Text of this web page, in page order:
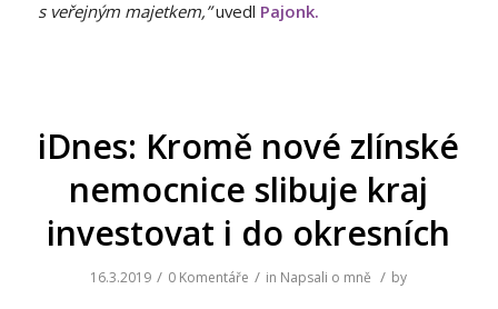
s veřejným majetkem,”uvedl Pajonk.
iDnes: Kromě nové zlínské
nemocnice slibuje kraj
investovat i do okresních
16.3.2019 / 0 Komentáře / in Napsali o mně / by